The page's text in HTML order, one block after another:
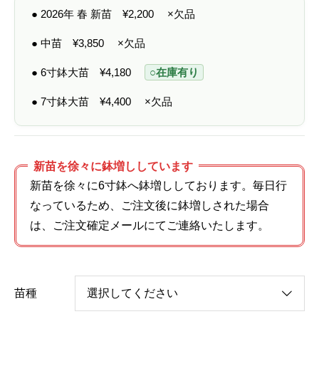
¥
,
0
● 2026年 春 新苗 ¥2,200 ×欠品
● 中苗 ¥3,850 ×欠品
● 6寸鉢大苗 ¥4,180 ○在庫有り
● 7寸鉢大苗 ¥4,400 ×欠品
新苗を徐々に鉢増ししています
新苗を徐々に6寸鉢へ鉢増ししております。毎日行
なっているため、ご注文後に鉢増しされた場合
は、ご注文確定メールにてご連絡いたします。
苗種